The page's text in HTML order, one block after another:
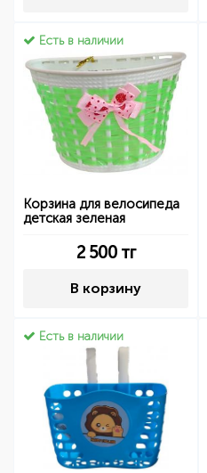
Есть в наличии
Корзина для велосипеда
детская зеленая
2 500тг
В корзину
Есть в наличии